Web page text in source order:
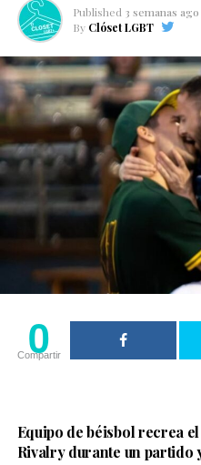
Published 3 semanas ago
By Clóset LGBT
0
Compartir
Equipo de béisbol recrea
Rivalry durante un partido